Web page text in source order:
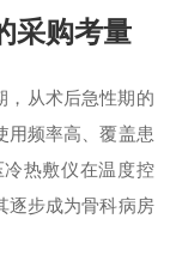
购考量
从术后急性期的
用频率高、覆盖患
热敷仪在温度控
逐步成为骨科病房